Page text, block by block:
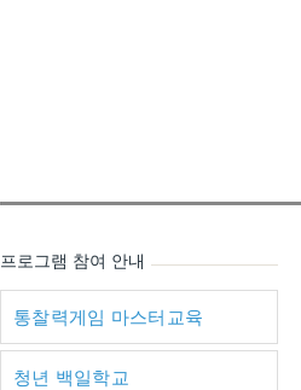
프로그램 참여 안내
통찰력게임 마스터교육
청년 백일학교